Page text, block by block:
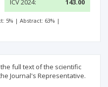
ICV 2024: 143.00
5% | Abstract: 63% |
full text of the scientific
Journal's Representative.